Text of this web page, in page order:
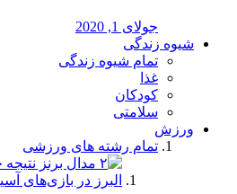
جولای 1, 2020
شیوه زندگی
تمام شیوه زندگی
غذا
کودکان
سلامتی
ورزش
تمام رشته های ورزشی